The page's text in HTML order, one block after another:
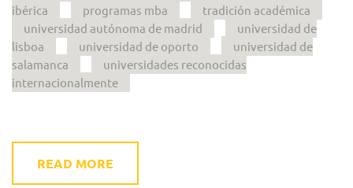
ibérica
programas mba
tradición académica
universidad autónoma de madrid
universidad de
lisboa
universidad de oporto
universidad de
salamanca
universidades reconocidas
internacionalmente
READ MORE